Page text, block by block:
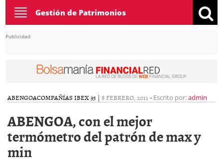
Toggle
navigation
Gestión de Patrimonios
Publicidad
ABENGOACOMPAÑÍAS IBEX 35 | 8 FEBRERO, 2011 - Escrito por:admin
ABENGOA, con el mejor
termómetro del patrón de max y
min